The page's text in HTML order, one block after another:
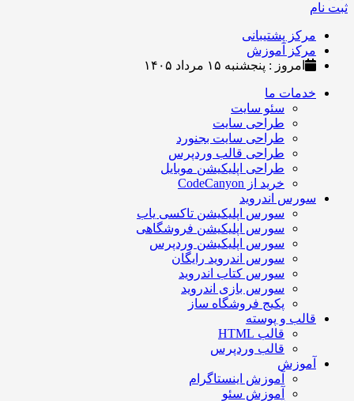
ثبت نام
مرکز پشتیبانی
مرکز آموزش
امروز : پنجشنبه ۱۵ مرداد ۱۴۰۵
خدمات ما
سئو سایت
طراحی سایت
طراحی سایت بجنورد
طراحی قالب وردپرس
طراحی اپلیکیشن موبایل
خرید از CodeCanyon
سورس اندروید
سورس اپلیکیشن تاکسی یاب
سورس اپلیکیشن فروشگاهی
سورس اپلیکیشن وردپرس
سورس اندروید رایگان
سورس کتاب اندروید
سورس بازی اندروید
پکیج فروشگاه ساز
قالب و پوسته
قالب HTML
قالب وردپرس
آموزش
آموزش اینستاگرام
آموزش سئو